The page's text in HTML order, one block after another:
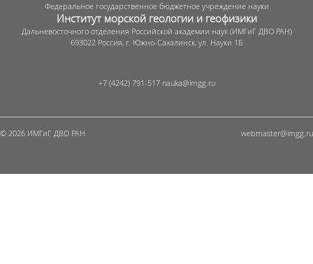
Федеральное государственное бюджетное учреждение науки
Институт морской геологии и геофизики
Дальневосточного отделения Российской академии наук (ИМГиГ ДВО РАН)
693022 Россия, г. Южно-Сахалинск, ул. Науки 1Б
+7 (4242) 791-517
© 2026 ИМГиГ ДВО РАН